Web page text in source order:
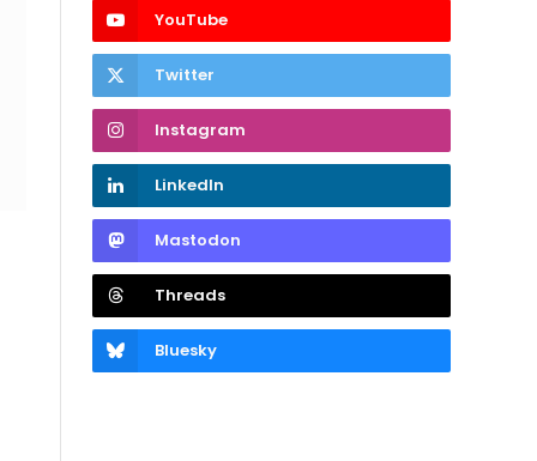
YouTube
Twitter
Instagram
LinkedIn
Mastodon
Threads
Bluesky